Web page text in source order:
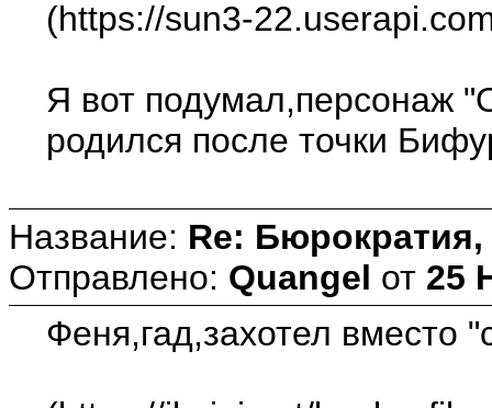
(https://sun3-
Я вот подумал,персонаж
родился после точки
Название: Re: Бюрократия,
Отправлено: Quangel от 25
Феня,гад,захотел